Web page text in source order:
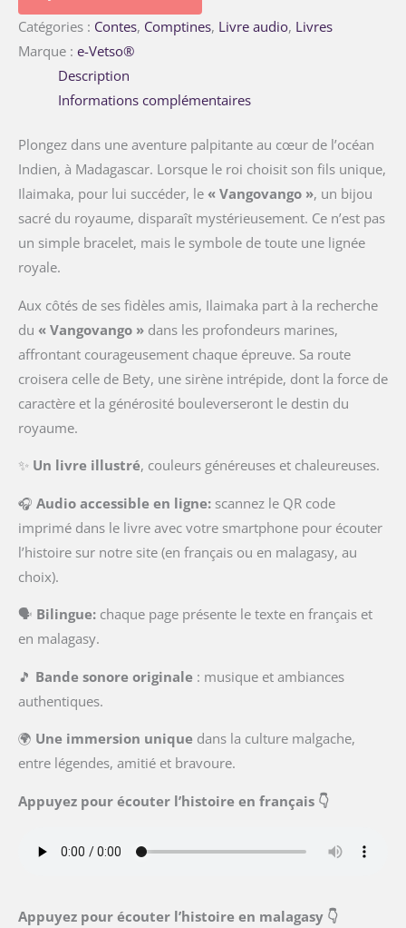
Catégories : Contes, Comptines, Livre audio, Livres
Marque : e-Vetso®
Description
Informations complémentaires
Plongez dans une aventure palpitante au cœur de l’océan
Indien, à Madagascar. Lorsque le roi choisit son fils unique,
Ilaimaka, pour lui succéder, le « Vangovango », un bijou
sacré du royaume, disparaît mystérieusement. Ce n’est pas
un simple bracelet, mais le symbole de toute une lignée
royale.
Aux côtés de ses fidèles amis, Ilaimaka part à la recherche
du « Vangovango » dans les profondeurs marines,
affrontant courageusement chaque épreuve. Sa route
croisera celle de Bety, une sirène intrépide, dont la force de
caractère et la générosité bouleverseront le destin du
royaume.
✨ Un livre illustré, couleurs généreuses et chaleureuses.
🎧 Audio accessible en ligne: scannez le QR code
imprimé dans le livre avec votre smartphone pour écouter
l’histoire sur notre site (en français ou en malagasy, au
choix).
🗣️ Bilingue: chaque page présente le texte en français et
en malagasy.
🎵 Bande sonore originale : musique et ambiances
authentiques.
🌍 Une immersion unique dans la culture malgache,
entre légendes, amitié et bravoure.
Appuyez pour écouter l’histoire en français 👇
Appuyez pour écouter l’histoire en malagasy 👇